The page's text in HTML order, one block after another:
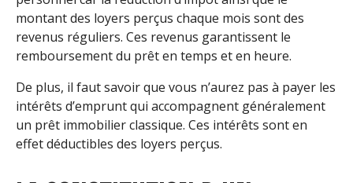
montant des loyers perçus chaque mois sont des
revenus réguliers. Ces revenus garantissent le
remboursement du prêt en temps et en heure.
De plus, il faut savoir que vous n’aurez pas à payer les
intérêts d’emprunt qui accompagnent généralement
un prêt immobilier classique. Ces intérêts sont en
effet déductibles des loyers perçus.